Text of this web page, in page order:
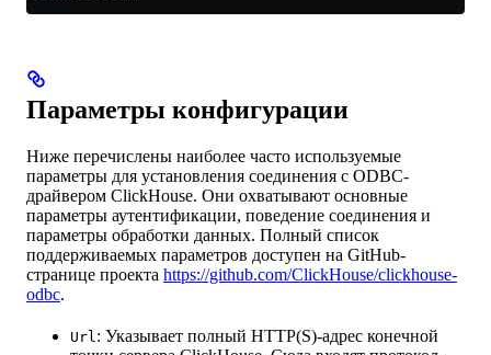
Параметры конфигурации
Ниже перечислены наиболее часто используемые
параметры для установления соединения с ODBC-
драйвером ClickHouse. Они охватывают основные
параметры аутентификации, поведение соединения и
параметры обработки данных. Полный список
поддерживаемых параметров доступен на GitHub-
странице проекта https://github.com/ClickHouse/clickhouse-
odbc.
Url : Указывает полный HTTP(S)-адрес конечной